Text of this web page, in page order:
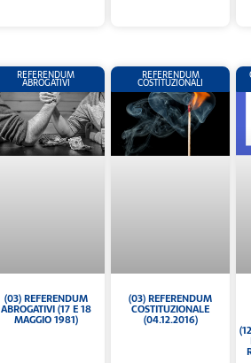
REFERENDUM
ABROGATIVI
(03) REFERENDUM
ABROGATIVI (17 E 18
MAGGIO 1981)
REFERENDUM
COSTITUZIONALI
(03) REFERENDUM
COSTITUZIONALE
(04.12.2016)